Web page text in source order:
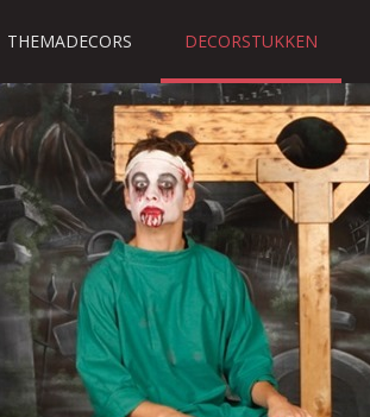
THEMADECORS DECORSTUKKEN